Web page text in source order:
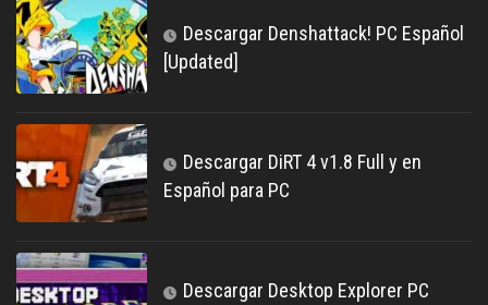
Descargar Denshattack! PC Español
[Updated]
Descargar DiRT 4 v1.8 Full y en
Español para PC
Descargar Desktop Explorer PC